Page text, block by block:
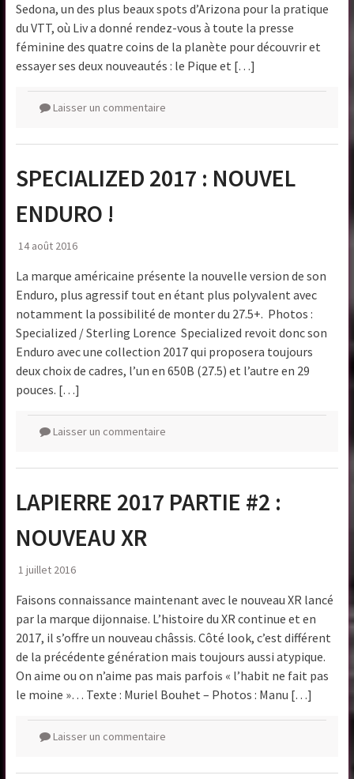
Sedona, un des plus beaux spots d’Arizona pour la pratique
du VTT, où Liv a donné rendez-vous à toute la presse
féminine des quatre coins de la planète pour découvrir et
essayer ses deux nouveautés : le Pique et […]
Laisser un commentaire
SPECIALIZED 2017 : NOUVEL
ENDURO !
14 août 2016
La marque américaine présente la nouvelle version de son
Enduro, plus agressif tout en étant plus polyvalent avec
notamment la possibilité de monter du 27.5+. Photos :
Specialized / Sterling Lorence Specialized revoit donc son
Enduro avec une collection 2017 qui proposera toujours
deux choix de cadres, l’un en 650B (27.5) et l’autre en 29
pouces. […]
Laisser un commentaire
LAPIERRE 2017 PARTIE #2 :
NOUVEAU XR
1 juillet 2016
Faisons connaissance maintenant avec le nouveau XR lancé
par la marque dijonnaise. L’histoire du XR continue et en
2017, il s’offre un nouveau châssis. Côté look, c’est différent
de la précédente génération mais toujours aussi atypique.
On aime ou on n’aime pas mais parfois « l’habit ne fait pas
le moine »… Texte : Muriel Bouhet – Photos : Manu […]
Laisser un commentaire